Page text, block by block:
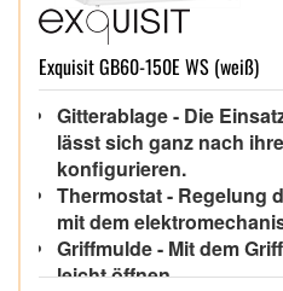
Exquisit GB60-150E WS (weiß)
Gitterablage - Die
lässt sich ganz nach
konfigurieren.
Thermostat - Regelung
mit dem
Griffmulde - Mit dem
leicht öffnen.,